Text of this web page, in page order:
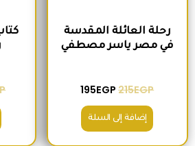
رحلة العائلة المقدسة
في مصر ياسر مصطفي
215EGP
195EGP
إضافة إلى السلة